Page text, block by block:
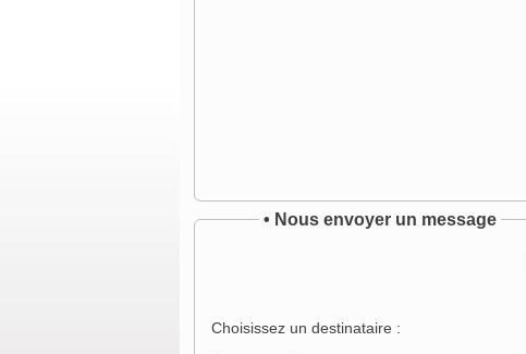
• Nous envoyer un message
Choisissez un destinataire :